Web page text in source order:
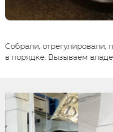
Собрали, отрегулировали,
в порядке. Вызываем